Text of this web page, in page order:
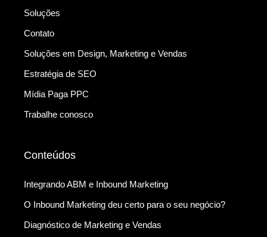
Soluções
Contato
Soluções em Design, Marketing e Vendas
Estratégia de SEO
Mídia Paga PPC
Trabalhe conosco
Conteúdos
Integrando ABM e Inbound Marketing
O Inbound Marketing deu certo para o seu negócio?
Diagnóstico de Marketing e Vendas